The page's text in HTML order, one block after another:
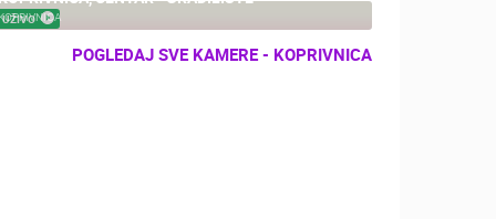
UŽIVO
POGLEDAJ SVE KAMERE - KOPRIVNICA